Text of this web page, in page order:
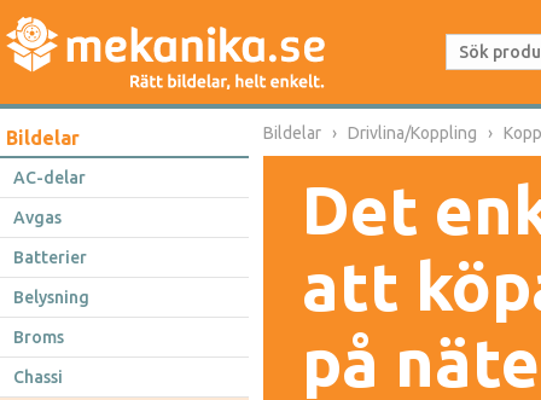
Bildelar
AC-delar
Avgas
Batterier
Belysning
Broms
Chassi
Bildelar Drivlina/Koppling
Det
att
på